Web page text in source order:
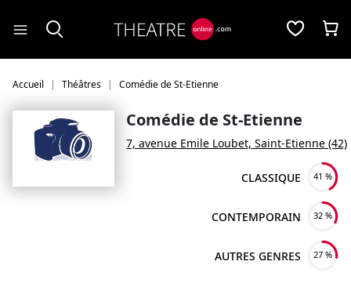
Accueil Théâtres Comédie de St-Etienne
Comédie de St-Etienne
7, avenue Emile Loubet, Saint-Etienne (42)
CLASSIQUE 41 %
CONTEMPORAIN 32 %
AUTRES GENRES 27 %